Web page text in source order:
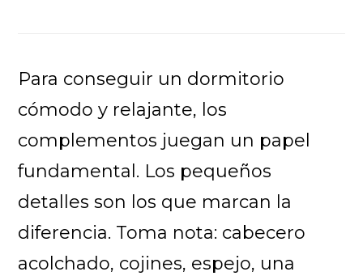
Para conseguir un dormitorio
cómodo y relajante, los
complementos juegan un papel
fundamental. Los pequeños
detalles son los que marcan la
diferencia. Toma nota: cabecero
acolchado, cojines, espejo, una